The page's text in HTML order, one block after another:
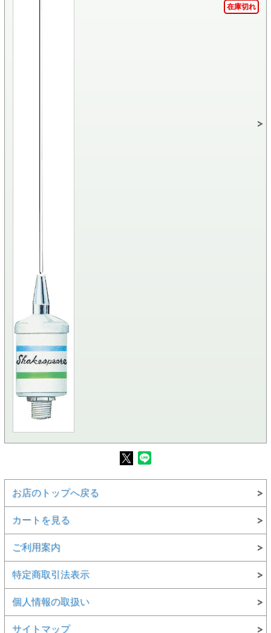
在庫切れ
お店のトップへ戻る
カートを見る
ご利用案内
特定商取引法表示
個人情報の取扱い
サイトマップ